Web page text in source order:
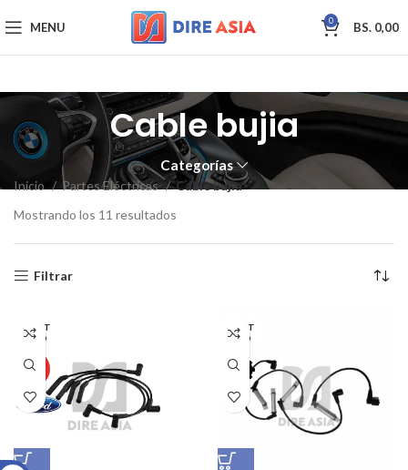
MENU 0 BS. 0,00
Cable bujia
Categorías
Inicio Partes Eléctricas
Cable bujia
Mostrando los 11 resultados
Filtrar
AGOT
ADO
HOT
AGOT
ADO